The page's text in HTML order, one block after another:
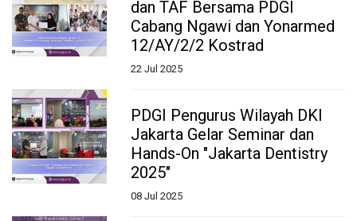
Bakti Sosial Pemeriksaan Gigi
dan TAF Bersama PDGI
Cabang Ngawi dan Yonarmed
12/AY/2/2 Kostrad
PDGI Pengurus Wilayah DKI
Jakarta Gelar Seminar dan
Hands-On "Jakarta Dentistry
2025"